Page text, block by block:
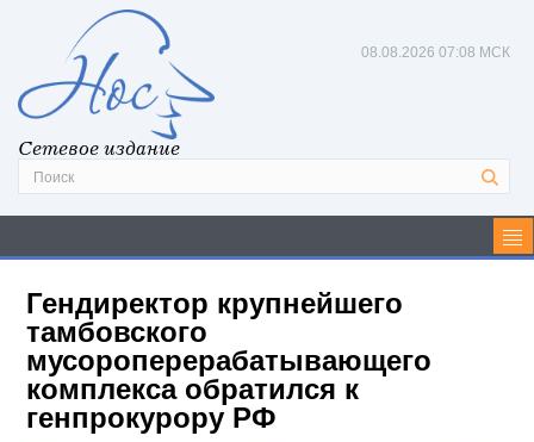
Сетевое издание
08.08.2026 07:08 МСК
Гендиректор крупнейшего
тамбовского
мусороперерабатывающего
комплекса обратился к
генпрокурору РФ